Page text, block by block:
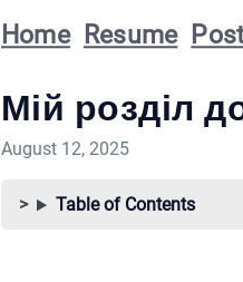
Home Resume
Мій розділ
August 12, 2025
Table of Contents